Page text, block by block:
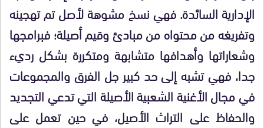
الإدارية السائدة. فهي نسخ مشوهة لأصل تم تهجينه
وتفريغه من محتواه من مبادئ وقيم أصيلة؛ فبرامجها
وشعاراتها وأهدافها متشابهة ومتكررة بشكل رديء
جدا، فهي تشبه إلى حد كبير جل الفرق والمجموعات
في مجال الأغنية الشعبية الأصيلة التي تدعي التجديد
والحفاظ على التراث الأصيل، في حين تعمل على